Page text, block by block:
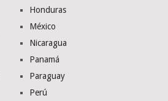
Honduras
México
Nicaragua
Panamá
Paraguay
Perú